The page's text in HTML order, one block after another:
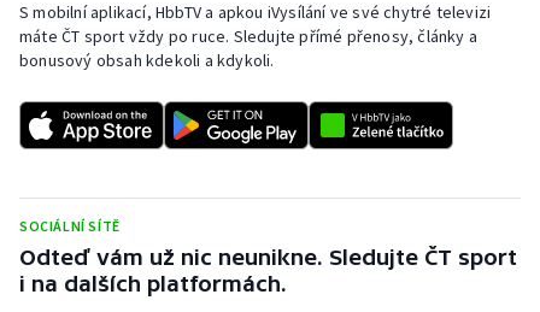
S mobilní aplikací, HbbTV a apkou iVysílání ve své chytré televizi
máte ČT sport vždy po ruce. Sledujte přímé přenosy, články a
bonusový obsah kdekoli a kdykoli.
SOCIÁLNÍ SÍTĚ
Odteď vám už nic neunikne. Sledujte ČT sport
i na dalších platformách.